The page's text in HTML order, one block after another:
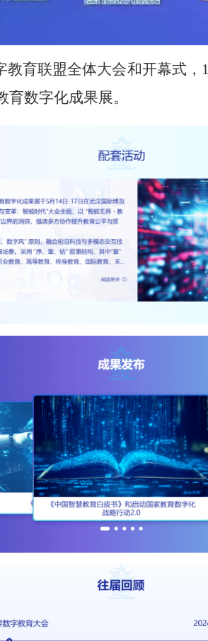
育联盟全体大会和开幕式
数字化成果展。